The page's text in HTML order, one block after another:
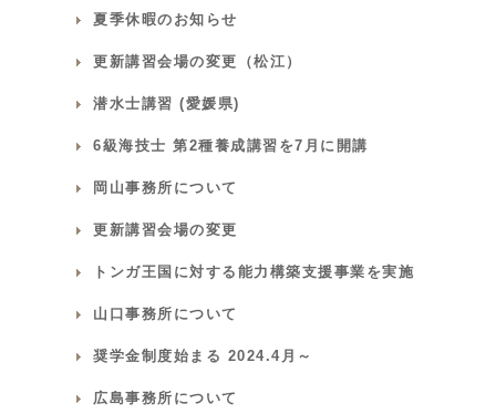
夏季休暇のお知らせ
更新講習会場の変更（松江）
潜水士講習 (愛媛県)
6級海技士 第2種養成講習を7月に開講
岡山事務所について
更新講習会場の変更
トンガ王国に対する能力構築支援事業を実施
山口事務所について
奨学金制度始まる 2024.4月～
広島事務所について